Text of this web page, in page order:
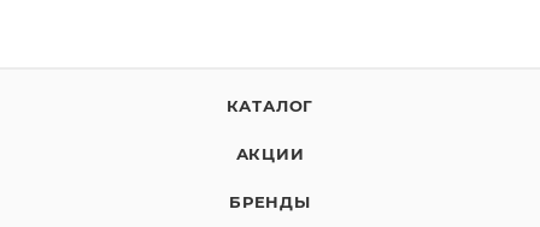
КАТАЛОГ
АКЦИИ
БРЕНДЫ